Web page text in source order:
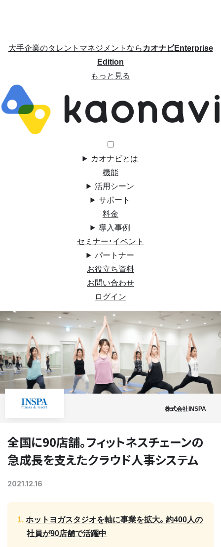
大手企業のタレントマネジメントならカオナビEnterprise
Edition
もっと見る
カオナビとは
機能
活用シーン
サポート
料金
導入事例
セミナー・イベント
パートナー
お役立ち資料
お問い合わせ
ログイン
株式会社INSPA
全国に90店舗。フィットネスチェーンの
急成長を支えたクラウド人事システム
2021.12.16
ホットヨガスタジオを軸に事業を拡大。約400人の
社員が90店舗で活躍中